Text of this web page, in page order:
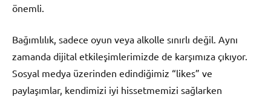
önemli.
Bağımlılık, sadece oyun veya alkolle sınırlı değil. Aynı
zamanda dijital etkileşimlerimizde de karşımıza çıkıyor.
Sosyal medya üzerinden edindiğimiz “likes” ve
paylaşımlar, kendimizi iyi hissetmemizi sağlarken